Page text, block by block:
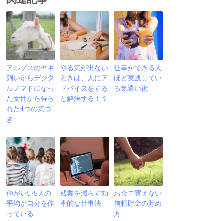
アルプスのヤギ
飼いからデジタ
ルノマドになっ
た女性から得ら
れた4つの気づ
き
やる気が出ない
ときは、人にア
ドバイスをする
と解決する！？
仕事ができる人
ほど実践してい
る気遣い術
仲がいい5人の
平均が自分を作
っている
残業を減らす効
率的な仕事法
お金で買えない
信頼貯金の貯め
方